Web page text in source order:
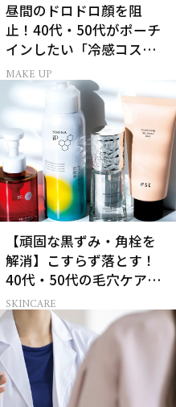
昼間のドロドロ顔を阻
止！40代・50代がポーチ
インしたい「冷感コス
メ」5選
MAKE UP
【頑固な黒ずみ・角栓を
解消】こすらず落とす！
40代・50代の毛穴ケア4
選
SKINCARE